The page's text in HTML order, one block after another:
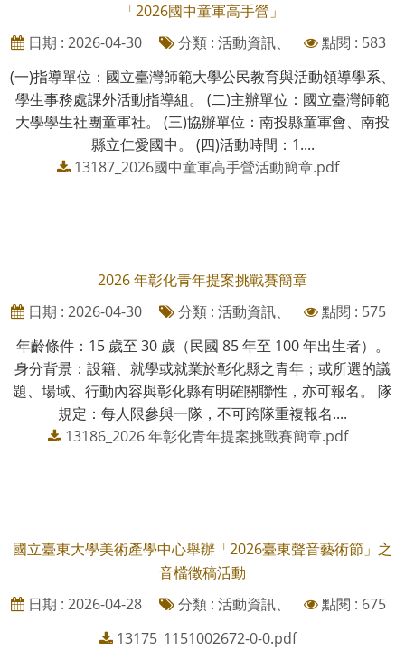
「2026國中童軍高手營」
日期 : 2026-04-30
分類 : 活動資訊、
點閱 : 583
(一)指導單位：國立臺灣師範大學公民教育與活動領導學系、
學生事務處課外活動指導組。 (二)主辦單位：國立臺灣師範
大學學生社團童軍社。 (三)協辦單位：南投縣童軍會、南投
縣立仁愛國中。 (四)活動時間：1....
13187_2026國中童軍高手營活動簡章.pdf
2026 年彰化青年提案挑戰賽簡章
日期 : 2026-04-30
分類 : 活動資訊、
點閱 : 575
年齡條件：15 歲至 30 歲（民國 85 年至 100 年出生者）。
身分背景：設籍、就學或就業於彰化縣之青年；或所選的議
題、場域、行動內容與彰化縣有明確關聯性，亦可報名。 隊
規定：每人限參與一隊，不可跨隊重複報名....
13186_2026 年彰化青年提案挑戰賽簡章.pdf
國立臺東大學美術產學中心舉辦「2026臺東聲音藝術節」之
音檔徵稿活動
日期 : 2026-04-28
分類 : 活動資訊、
點閱 : 675
13175_1151002672-0-0.pdf